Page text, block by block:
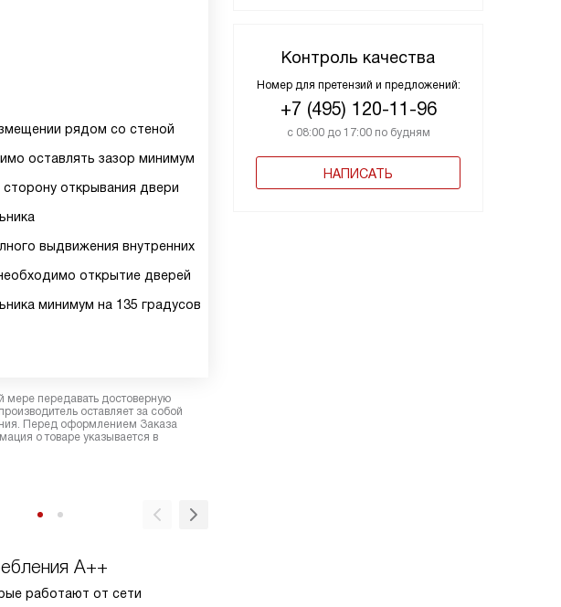
Контроль качества
Номер для претензий и предложений:
+7 (495) 120-11-96
с 08:00 до 17:00 по будням
НАПИСАТЬ
рядом со стеной
оставлять зазор минимум
открывания двери
выдвижения внутренних
открытие дверей
минимум на 135 градусов
мере передавать достоверную
оставляет за собой
Перед оформлением Заказа
о товаре указывается в
А++
работают от сети